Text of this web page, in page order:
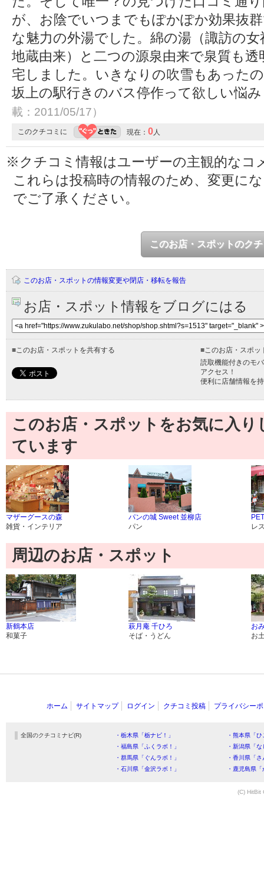
が、お陰でいつまでもぽかぽか効果抜
な魅力の外湯でした。綿の湯（諏訪の
地蔵由来）と二つの源泉由来で泉質も
宅しました。いきなりの吹雪もあった
坂上の駅行きのバス停作って欲しい悩
載：2011/05/17）
このクチコミに 現在： 0人
※クチコミ情報はユーザーの主観的なコ
これらは投稿時の情報のため、変更に
でご了承ください。
このお店・スポットのク
このお店・スポットの情報変更や閉店・移転を報告
お店・スポット情報をブログにはる
■このお店・スポットを共有する ■このお店・スポッ
読取機能付きのモ
アクセス！
便利に店舗情報を
このお店・スポットをお気に入
ています
マザーグースの森
雑貨・インテリア
パンの城 Sweet 並柳店
パン
レ
周辺のお店・スポット
新鶴本店
和菓子
萩月庵 千ひろ
そば・うどん
お
お
ホーム サイトマップ ログイン クチコミ投稿 プライバシー
全国のクチコミナビ(R) ・栃木県「栃ナビ！」
・熊本県「
・福島県「ふくラボ！」
・新潟県「
・群馬県「ぐんラボ！」
・香川県「
・石川県「金沢ラボ！」
・鹿児島県
(C) HitBit